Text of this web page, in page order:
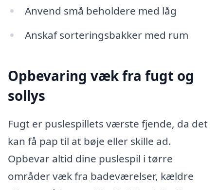
Anvend små beholdere med låg
Anskaf sorteringsbakker med rum
Opbevaring væk fra fugt og
sollys
Fugt er puslespillets værste fjende, da det
kan få pap til at bøje eller skille ad.
Opbevar altid dine puslespil i tørre
områder væk fra badeværelser, kældre